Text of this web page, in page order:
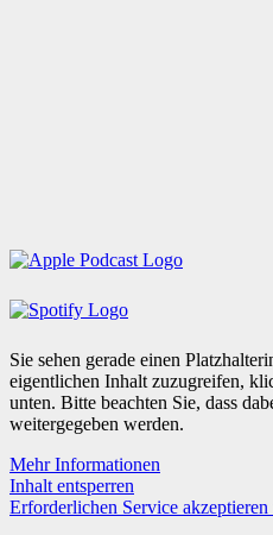
Sie sehen gerade einen
eigentlichen Inhalt zuzugreifen,
unten. Bitte beachten Sie, dass
weitergegeben werden.
Mehr Informationen
Inhalt entsperren
Erforderlichen Service akzeptieren